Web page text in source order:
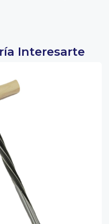
Interesarte